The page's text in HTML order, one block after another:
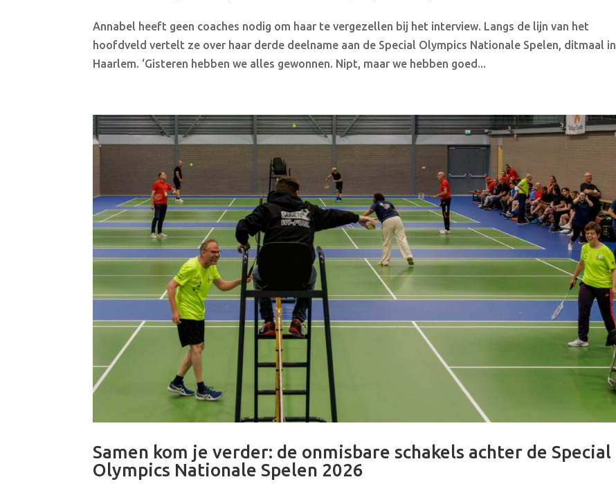
Annabel heeft geen coaches nodig om haar te vergezellen bij het interview. Langs de lijn van het
hoofdveld vertelt ze over haar derde deelname aan de Special Olympics Nationale Spelen, ditmaal in
Haarlem. ‘Gisteren hebben we alles gewonnen. Nipt, maar we hebben goed...
Samen kom je verder: de onmisbare schakels achter de Special
Olympics Nationale Spelen 2026